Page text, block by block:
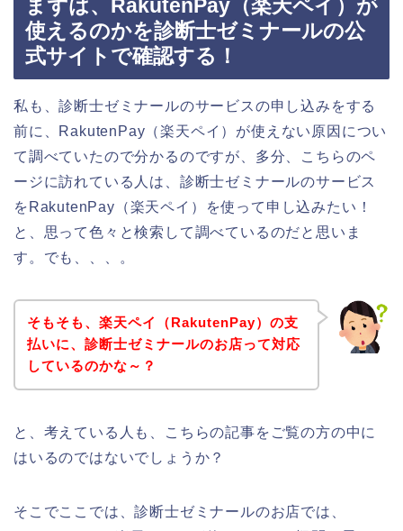
まずは、RakutenPay（楽天ペイ）が
使えるのかを診断士ゼミナールの公
式サイトで確認する！
私も、診断士ゼミナールのサービスの申し込みをする
前に、RakutenPay（楽天ペイ）が使えない原因につい
て調べていたので分かるのですが、多分、こちらのペ
ージに訪れている人は、診断士ゼミナールのサービス
をRakutenPay（楽天ペイ）を使って申し込みたい！
と、思って色々と検索して調べているのだと思いま
す。でも、、、。
そもそも、楽天ペイ（RakutenPay）の支
払いに、診断士ゼミナールのお店って対応
しているのかな～？
と、考えている人も、こちらの記事をご覧の方の中に
はいるのではないでしょうか？
そこでここでは、診断士ゼミナールのお店では、